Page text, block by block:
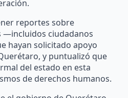
reportes sobre
—incluidos ciudadanos
hayan solicitado apoyo
y puntualizó que
del estado en esta
de derechos humanos.